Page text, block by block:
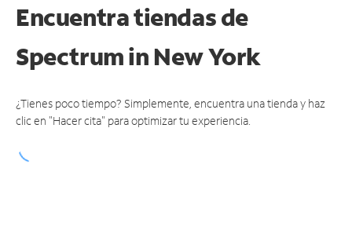
Encuentra tiendas de
Spectrumin New York
¿Tienes poco tiempo? Simplemente, encuentra una tienda y haz
clic en "Hacer cita" para optimizar tu experiencia.